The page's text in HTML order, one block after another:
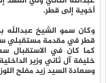
أخوية إلى قطر.
وكان سمو الشيخ عبدالله
قطر في مقدمة مستقبلي
كما كان في الاستقبال
خليفة آل ثاني وزير
وسعادة السيد زيد مفلح